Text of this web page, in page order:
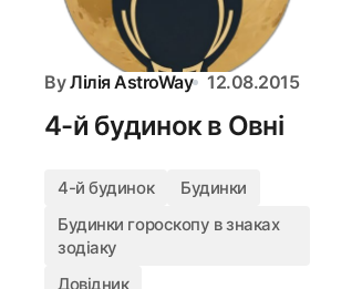
By Лілія AstroWay 12.08.2015
4-й будинок в Овні
4-й будинок
Будинки
Будинки гороскопу в знаках
зодіаку
Довідник